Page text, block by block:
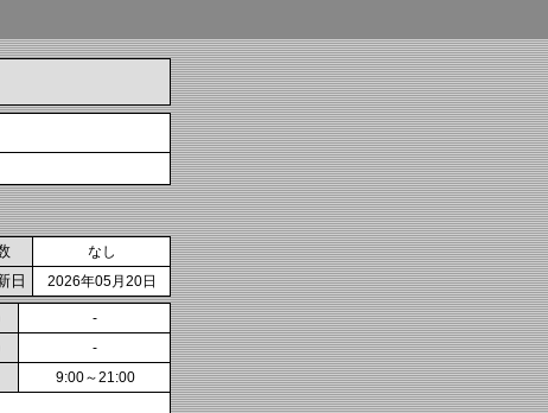
なし
日 2026年05月20日
-
-
9:00～21:00